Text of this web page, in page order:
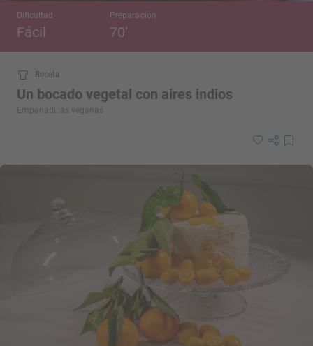
Receta
Dificultad
Fácil
Preparación
70’
Un bocado vegetal con aires indios
Empanadillas veganas